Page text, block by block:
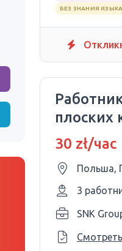
БЕЗ ЗНАНИЯ ЯЗЫКА
плоских
zl/h
30 zł/час
Польша,
3
SNK